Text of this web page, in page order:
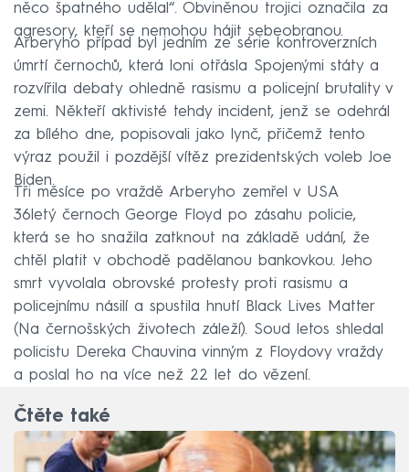
něco špatného udělal“. Obviněnou trojici označila za
agresory, kteří se nemohou hájit sebeobranou.
Arberyho případ byl jedním ze série kontroverzních
úmrtí černochů, která loni otřásla Spojenými státy a
rozvířila debaty ohledně rasismu a policejní brutality v
zemi. Někteří aktivisté tehdy incident, jenž se odehrál
za bílého dne, popisovali jako lynč, přičemž tento
výraz použil i pozdější vítěz prezidentských voleb Joe
Biden.
Tři měsíce po vraždě Arberyho zemřel v USA
36letý černoch George Floyd po zásahu policie,
která se ho snažila zatknout na základě udání, že
chtěl platit v obchodě padělanou bankovkou. Jeho
smrt vyvolala obrovské protesty proti rasismu a
policejnímu násilí a spustila hnutí Black Lives Matter
(Na černošských životech záleží). Soud letos shledal
policistu Dereka Chauvina vinným z Floydovy vraždy
a poslal ho na více než 22 let do vězení.
Čtěte také